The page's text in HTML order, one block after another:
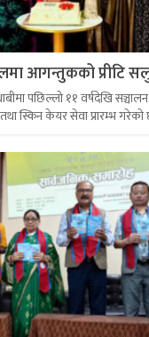
आगन्तुकको प्रीटि
पछिल्लो ११ वर्षदेखि
स्किन केयर सेवा प्रारम्भ